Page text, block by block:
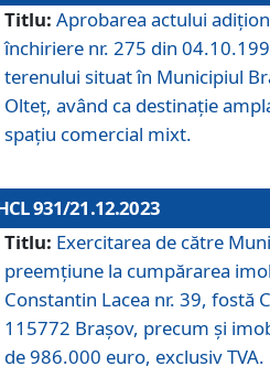
Titlu: Aprobarea actului
închiriere nr. 275 din
terenului situat în Municipiul
Olteț, având ca destinație
spațiu comercial mixt.
931/21.12.2023
Titlu: Exercitarea de către
preemțiune la cumpărarea
Constantin Lacea nr. 39, fostă
115772 Brașov, precum și
de 986.000 euro, exclusiv TVA.